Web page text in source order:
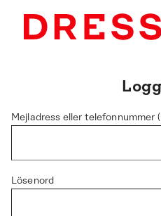
Mejladress eller telefonnummer
Lösenord